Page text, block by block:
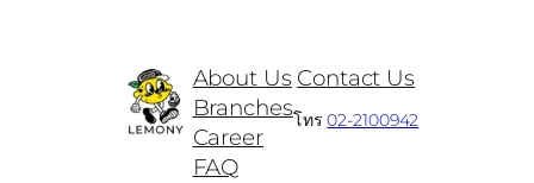
About Us
Branches
Career
FAQ
Contact Us
โทร02-2100942